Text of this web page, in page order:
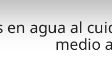
VER TODAS
en agua al
medio